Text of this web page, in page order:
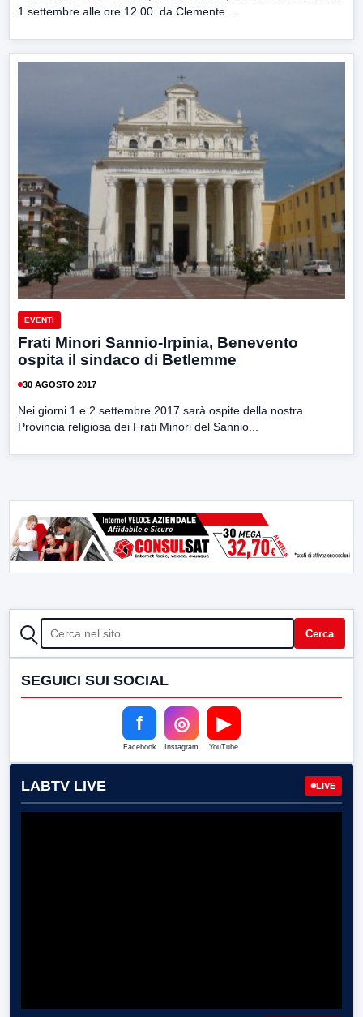
1 settembre alle ore 12.00 da Clemente...
EVENTI
Frati Minori Sannio-Irpinia, Benevento
ospita il sindaco di Betlemme
30 AGOSTO 2017
Nei giorni 1 e 2 settembre 2017 sarà ospite della nostra
Provincia religiosa dei Frati Minori del Sannio...
CERCA Cerca
SEGUICI SUI SOCIAL
f
Facebook
◎
Instagram
▶
YouTube
LABTV LIVE LIVE